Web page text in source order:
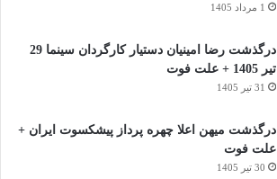
1 مرداد 1405
درگذشت رضا امینیان دستیار کارگردان سینما 29
تیر 1405 + علت فوت
31 تیر 1405
درگذشت میهن اعلا چهره پرداز پیشکسوت ایران +
علت فوت
30 تیر 1405